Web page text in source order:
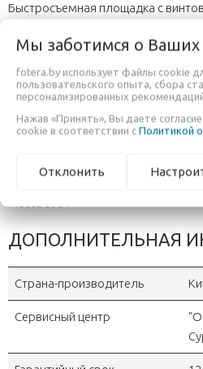
Быстросъемная площадка с
Поворот шаровой головки на 360
градусов
Держатель для телефона
от 60 до 104 мм
Резиновые ножки для
ДОПОЛНИТЕЛЬНАЯ
Страна-производитель
Сервисный центр
Мы заботимся о Ваших
fotera.by использует файлы cookie
пользовательского опыта, сбора
персонализированных
Нажав «Принять», Вы даете
cookie в соответствии с Политикой
Отклонить